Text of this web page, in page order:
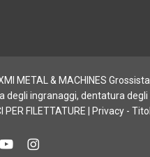
METAL & MACHINES
degli ingranaggi, dentatura degli
PER FILETTATURE |
Privacy-
Youtubeinstagram